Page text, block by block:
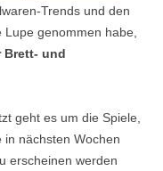
Trends und den
Lupe genommen habe,
Brett- und
geht es um die Spiele,
in nächsten Wochen
erscheinen werden